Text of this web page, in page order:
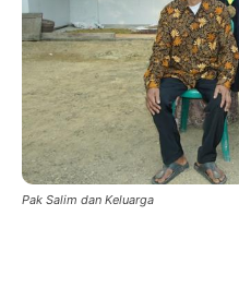
Pak Salim dan Keluarga